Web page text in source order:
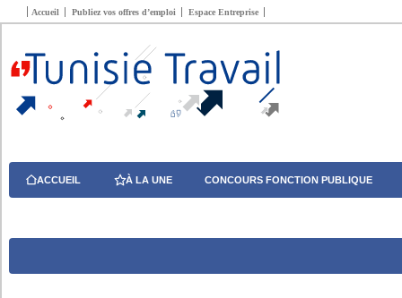
Accueil Publiez vos offres d’emploi Espace Entreprise
ACCUEIL À LA UNE CONCOURS FONCTION PUBLIQUE